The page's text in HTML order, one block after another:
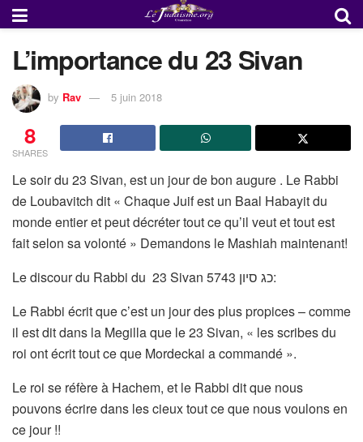
L’importance du 23 Sivan
by Rav 5 juin 2018
8
SHARES
Le soir du 23 Sivan, est un jour de bon augure . Le Rabbi
de Loubavitch dit « Chaque Juif est un Baal Habayit du
monde entier et peut décréter tout ce qu’il veut et tout est
fait selon sa volonté » Demandons le Mashiah maintenant!
Le discour du Rabbi du 23 Sivan 5743 כג סיון:
Le Rabbi écrit que c’est un jour des plus propices – comme
il est dit dans la Megilla que le 23 Sivan, « les scribes du
roi ont écrit tout ce que Mordeckai a commandé ».
Le roi se réfère à Hachem, et le Rabbi dit que nous
pouvons écrire dans les cieux tout ce que nous voulons en
ce jour !!